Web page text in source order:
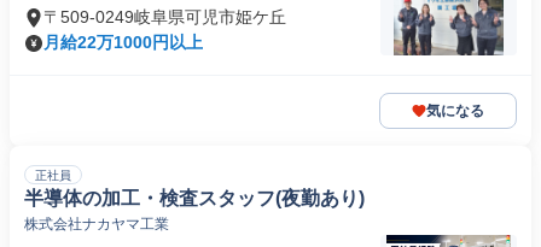
〒509-0249岐阜県可児市姫ケ丘
月給22万1000円以上
気になる
正社員
半導体の加工・検査スタッフ(夜勤あり)
株式会社ナカヤマ工業